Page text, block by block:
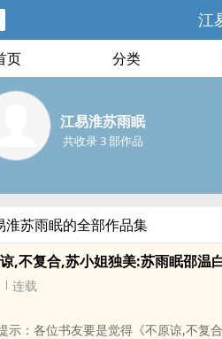
江
页 分类
江易淮苏雨眠
共收录 3 部作品
淮苏雨眠的全部作品集
,不复合,苏小姐独美:苏雨眠邵温
连载
示：各位书友要是觉得《不原谅,不复